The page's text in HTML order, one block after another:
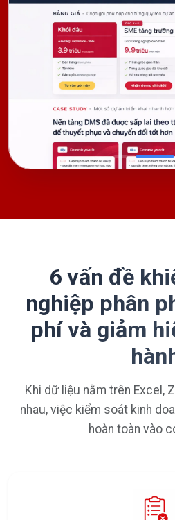
6 vấn đề
nghiệp phân
phí và giảm
Khi dữ liệu nằm trên Excel,
nhau, việc kiểm soát kinh
hoàn toàn vào